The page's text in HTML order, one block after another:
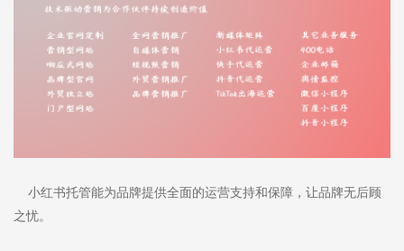
小红书托管能为品牌提供全面的运营支持和保障，让品牌无后顾
之忧。